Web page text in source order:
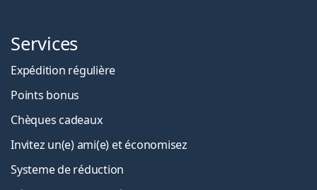
Services
Expédition régulière
Points bonus
Chèques cadeaux
Invitez un(e) ami(e) et économisez
Systeme de réduction